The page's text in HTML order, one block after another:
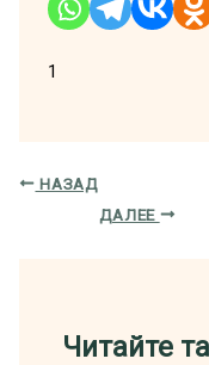
1
НАЗАД
ДАЛЕЕ
Читайте